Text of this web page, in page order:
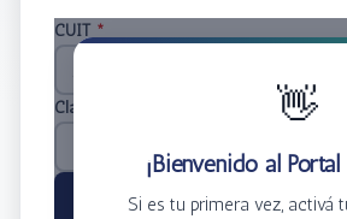
👋
¡Bienvenido al
Si es tu primera vez, activá
CUIT *
Clave
Ingresar